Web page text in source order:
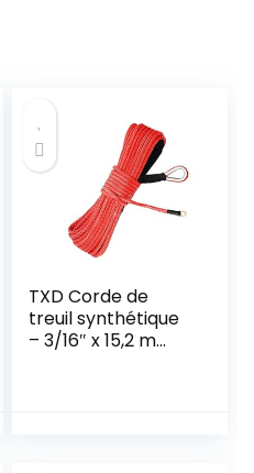
TXD Corde de
treuil synthétique
– 3/16″ x 15,2 m